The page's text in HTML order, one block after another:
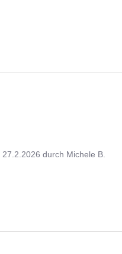
27.2.2026 durch Michele B.